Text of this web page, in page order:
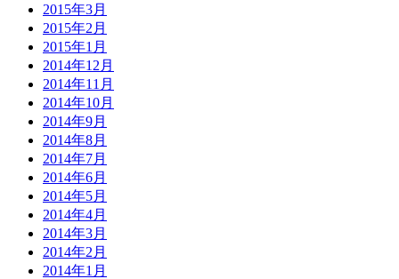
2015年3月
2015年2月
2015年1月
2014年12月
2014年11月
2014年10月
2014年9月
2014年8月
2014年7月
2014年6月
2014年5月
2014年4月
2014年3月
2014年2月
2014年1月